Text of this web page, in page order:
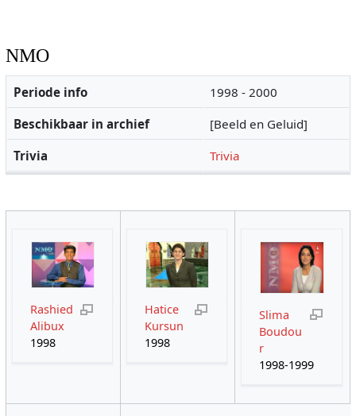
NMO
Periode info
1998 - 2000
Beschikbaar in archief
[Beeld en Geluid]
Trivia
Trivia
Rashied
Alibux
1998
Hatice
Kursun
1998
Slima
Boudou
r
1998-1999